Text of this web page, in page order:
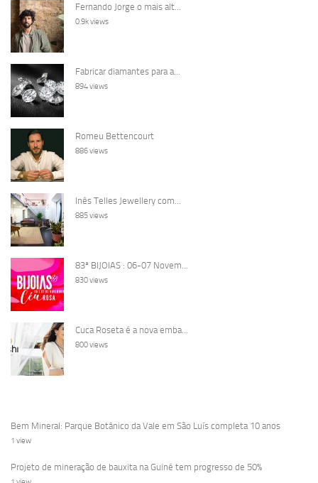
Fernando Jorge o mais alt...
0.9k views
Fabricar diamantes para a...
894 views
Romeu Bettencourt
886 views
Inês Telles Jewellery com...
885 views
83ª BIJOIAS : 06-07 Novem...
830 views
Cuca Roseta é a nova emba...
800 views
Bem Mineral: Parque Botânico da Vale em São Luís completa 10 anos
1 view
Projeto de mineração de bauxita na Guiné tem progresso de 50%